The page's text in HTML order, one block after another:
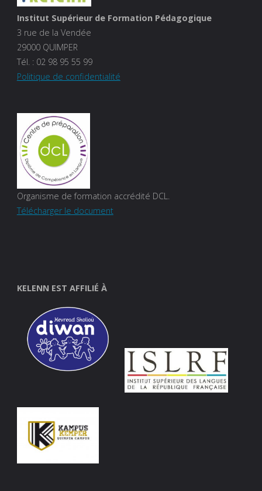
Institut Supérieur de Formation Pédagogique
3 rue de la Vendée
29000 QUIMPER
Tél. : 02 98 95 55 99
Politique de confidentialité
Organisme de formation accrédité DCL.
Télécharger le document
KELENN EST AFFILIÉ À